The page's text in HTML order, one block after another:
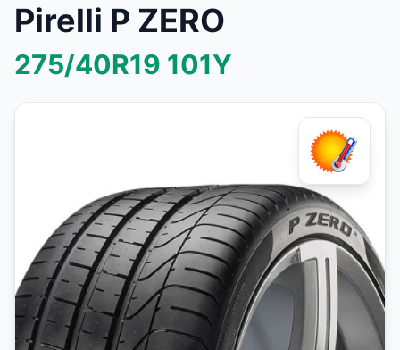
Pirelli P ZERO
275/40R19 101Y